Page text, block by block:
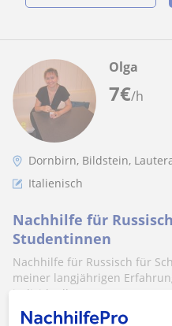
7€/h
Olga
Dornbirn, Bildstein,
Italienisch
Nachhilfe für
Studentinnen
Nachhilfe für Russisch für
meiner langjährigen
individuelle Unterstützu...